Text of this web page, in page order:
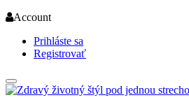
Account
Prihláste sa
Registrovať